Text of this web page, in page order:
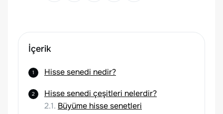
İçerik
Hisse senedi nedir?
Hisse senedi çeşitleri nelerdir?
2.1. Büyüme hisse senetleri